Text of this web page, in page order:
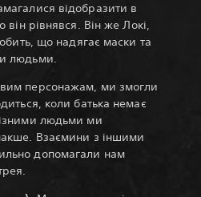
відобразити в
він рівнявся. Він же Локі,
що надягає маски та
людьми.
персонажам, ми змогли
коли батька немає
людьми ми
Взаємини з іншими
допомагали нам